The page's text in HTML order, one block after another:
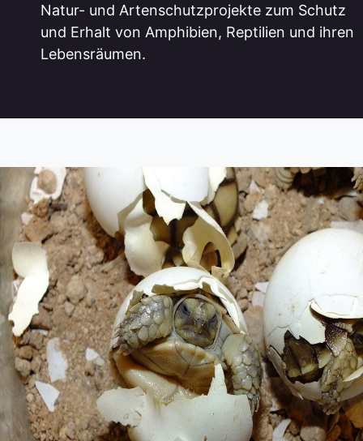
Natur- und Artenschutzprojekte zum Schutz
und Erhalt von Amphibien, Reptilien und ihren
Lebensräumen.